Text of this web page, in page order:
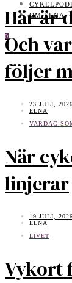
OM ELNA
0
Här är
Och
följer
23 JULI, 2026
ELNA
VARDAG
När
linjerar
19 JULI, 2026
ELNA
LIVET
Vykort